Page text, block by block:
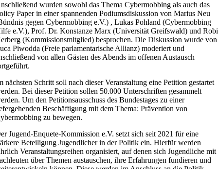
wurden sowohl das Thema Cybermobbing als auch das
Paper in einer spannenden Podiumsdiskussion von Marius Neu
gegen Cybermobbing e.V.) , Lukas Pohland (Cybermobbing
e.V.), Prof. Dr. Konstanze Marx (Universität Greifswald) und
(Kommissionsmitglied) besprochen. Die Diskussion wurde von
Piwodda (Freie parlamentarische Allianz) moderiert und
von allen Gästen des Abends im offenen Austausch
nächsten Schritt soll nach dieser Veranstaltung eine Petition gestartet
Bei dieser Petition sollen 50.000 Unterschriften gesammelt
Um den Petitionsausschuss des Bundestages zu einer
Beschäftigung mit dem Thema: Prävention von
zu bewegen.
Jugend-Enquete-Kommission e.V. setzt sich seit 2021 für eine
Beteiligung Jugendlicher in der Politik ein. Hierfür werden
Veranstaltungsreihen organisiert, auf denen sich Jugendliche mit
überThemen austauschen, ihre Erfahrungen fundieren und